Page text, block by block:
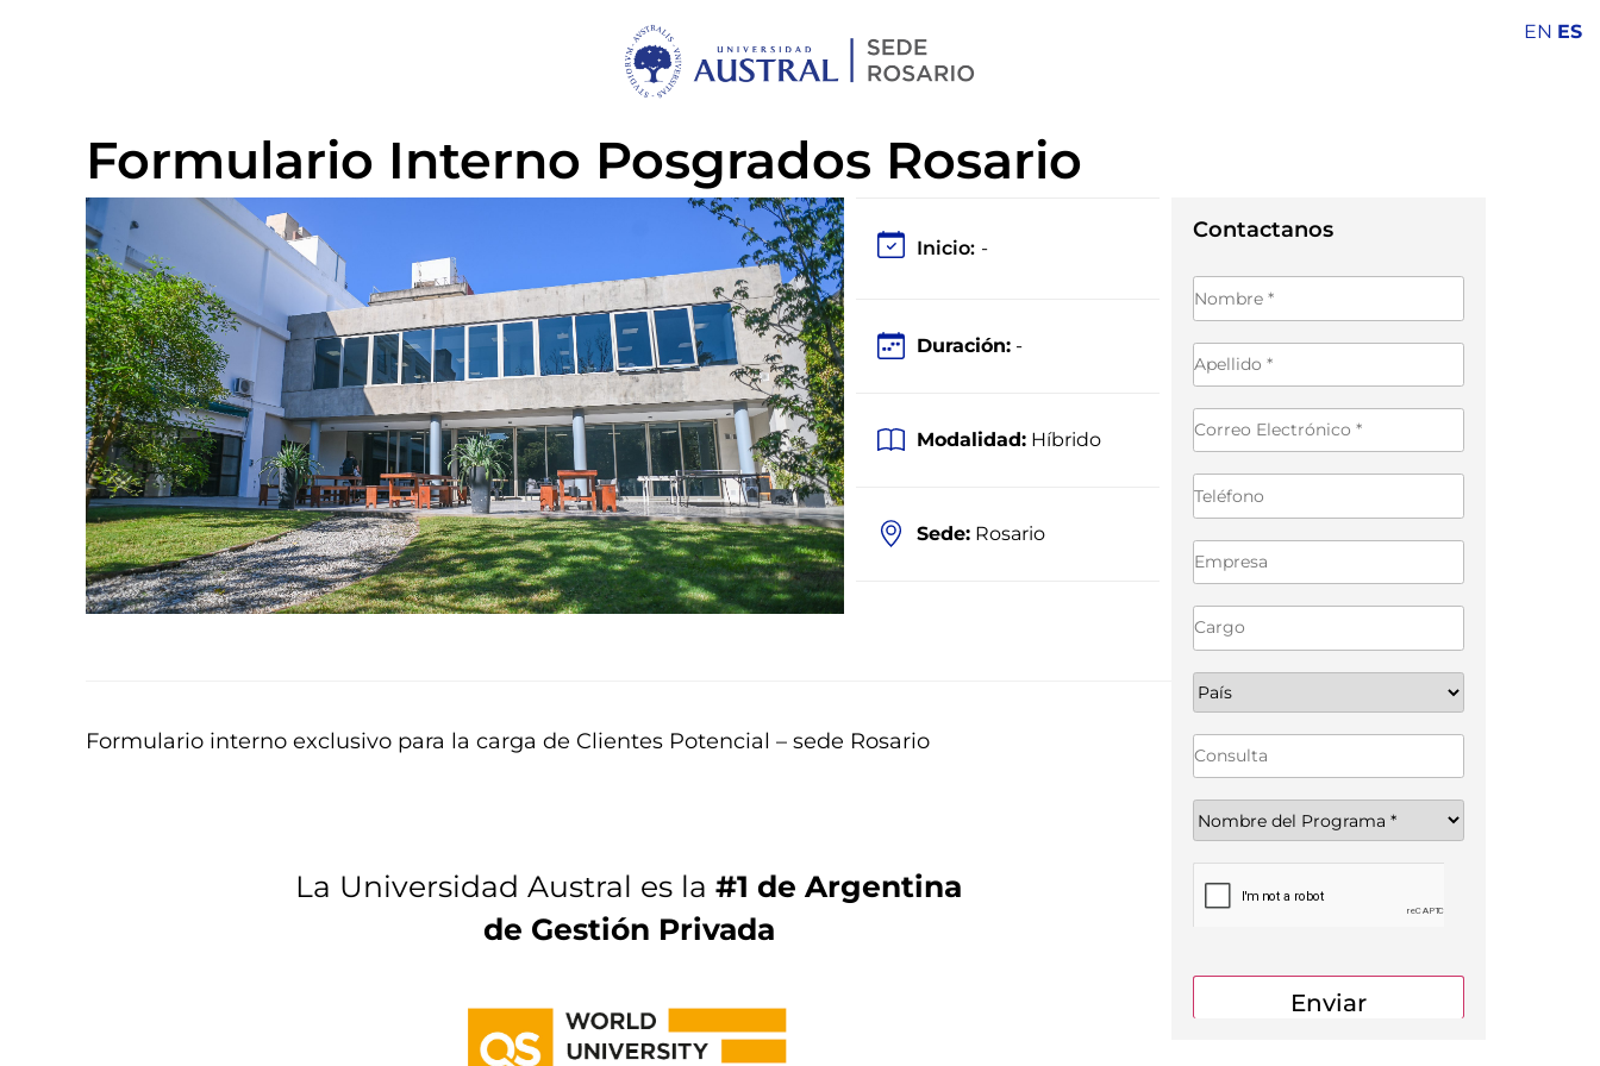
Formulario Interno Posgrados Rosario
Inicio: -
Duración: -
Modalidad: Híbrido
Sede: Rosario
Formulario interno exclusivo para la carga de Clientes Potencial – sede Rosario
La Universidad Austral es la #1 de Argentina
de Gestión Privada
EN ES